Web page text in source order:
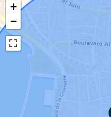
+
−